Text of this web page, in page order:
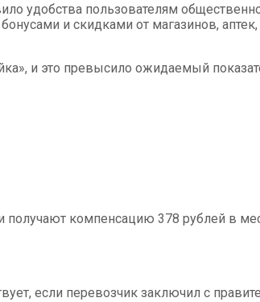
удобства пользователям
и скидками от магазинов,
и это превысило ожидаемый
компенсацию 378 рублей в
если перевозчик заключил с